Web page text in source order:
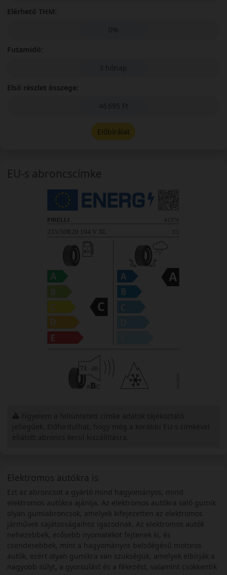
Elektromos autókra is
Ezt az abroncsot a gyártó mind hagyományos, mind
elektromos autókra ajánlja. Az elektromos autókra való gumik
olyan gumiabroncsok, amelyek kifejezetten az elektromos
járművek sajátosságaihoz igazodnak. Az elektromos autók
nehezebbek, erősebb nyomatékot fejtenek ki, és
csendesebbek, mint a hagyományos belsőégésű motoros
autók, ezért olyan gumikra van szükségük, amelyek elbírják a
nagyobb súlyt, a gyorsulást és a fékezést, valamint csökkentik
Elérhető THM:
0%
Futamidő:
3 hónap
Első részlet összege:
46 695 Ft
Előbírálat
EU-s abroncscímke